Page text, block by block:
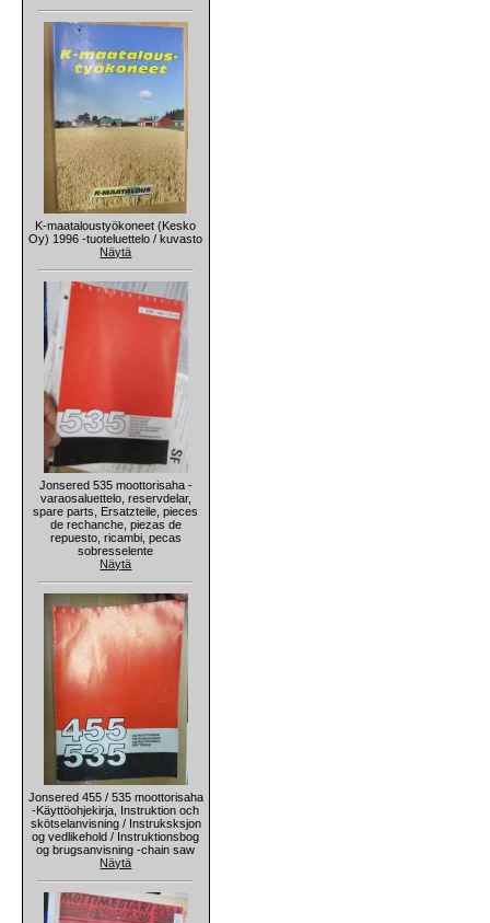
K-maataloustyökoneet (Kesko
Oy) 1996 -tuoteluettelo / kuvasto
Näytä
Jonsered 535 moottorisaha -
varaosaluettelo, reservdelar,
spare parts, Ersatzteile, pieces
de rechanche, piezas de
repuesto, ricambi, pecas
sobresselente
Näytä
Jonsered 455 / 535 moottorisaha
-Käyttöohjekirja, Instruktion och
skötselanvisning / Instruksksjon
og vedlikehold / Instruktionsbog
og brugsanvisning -chain saw
Näytä